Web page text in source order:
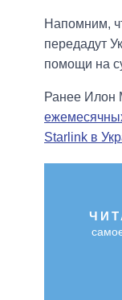
Напомним,
передадут
помощи на
Ранее Илон
Starlink в